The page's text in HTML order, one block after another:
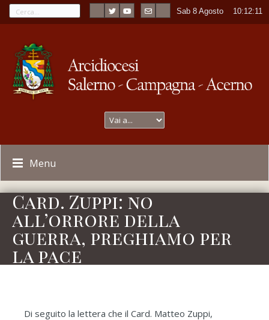
Sab 8 Agosto 10:12:11
Menu
Card. Zuppi: no
all’orrore della
guerra, preghiamo per
la pace
Di seguito la lettera che il Card. Matteo Zuppi,